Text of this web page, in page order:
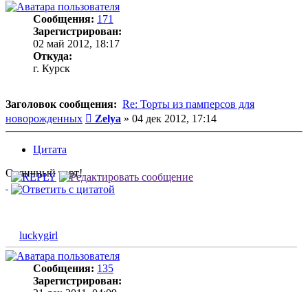
Сообщения: 171
Зарегистрирован:
02 май 2012, 18:17
Откуда:
г. Курск
Заголовок сообщения: Re: Торты из памперсов для
новорожденных
Сообщение
Zelya » 04 дек 2012, 17:14
Цитата
Отличный торт!
luckygirl
Сообщения: 135
Зарегистрирован: